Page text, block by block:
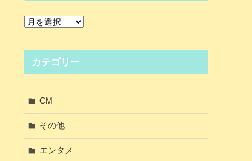
ア
カ
ブ
カテゴリー
CM
その他
エンタメ